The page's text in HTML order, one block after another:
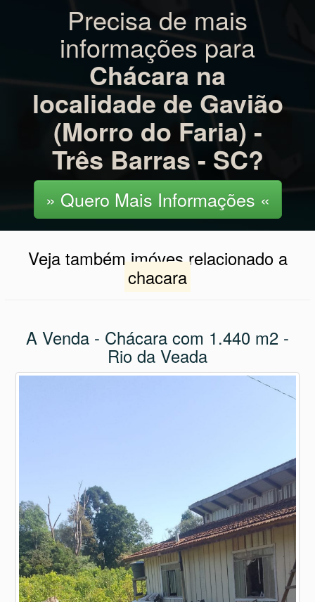
Precisa de mais
informações para
Chácara na
localidade de Gavião
(Morro do Faria) -
Três Barras - SC?
» Quero Mais Informações «
Veja também imóves relacionado a
chacara
A Venda - Chácara com 1.440 m2 -
Rio da Veada